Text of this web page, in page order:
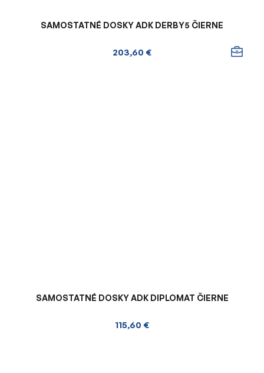
SAMOSTATNÉ DOSKY ADK DERBY5 ČIERNE
203,60 €
SAMOSTATNÉ DOSKY ADK DIPLOMAT ČIERNE
115,60 €